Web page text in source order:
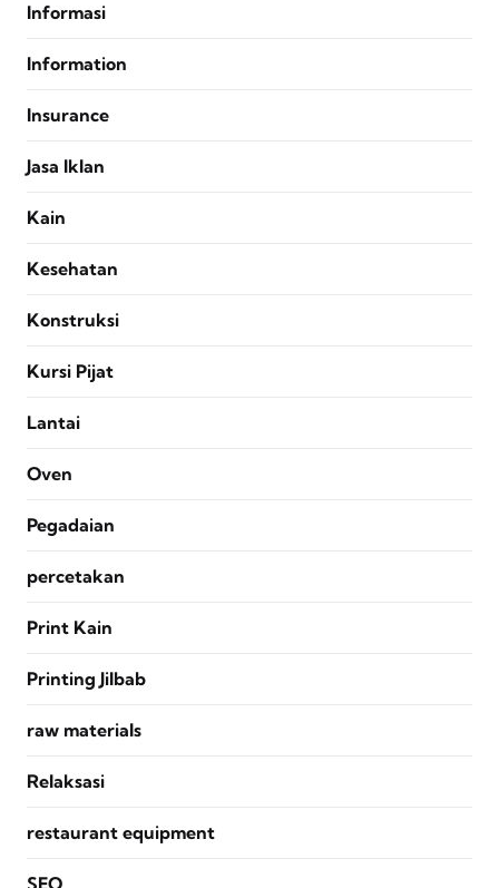
Informasi
Information
Insurance
Jasa Iklan
Kain
Kesehatan
Konstruksi
Kursi Pijat
Lantai
Oven
Pegadaian
percetakan
Print Kain
Printing Jilbab
raw materials
Relaksasi
restaurant equipment